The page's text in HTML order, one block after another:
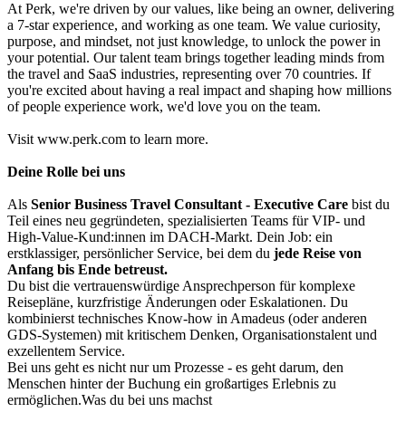
At Perk, we're driven by our values, like being an owner, delivering
a 7-star experience, and working as one team. We value curiosity,
purpose, and mindset, not just knowledge, to unlock the power in
your potential. Our talent team brings together leading minds from
the travel and SaaS industries, representing over 70 countries. If
you're excited about having a real impact and shaping how millions
of people experience work, we'd love you on the team.
Visit www.perk.com to learn more.
Deine Rolle bei uns
Als Senior Business Travel Consultant - Executive Care bist du
Teil eines neu gegründeten, spezialisierten Teams für VIP- und
High-Value-Kund:innen im DACH-Markt. Dein Job: ein
erstklassiger, persönlicher Service, bei dem du jede Reise von
Anfang bis Ende betreust.
Du bist die vertrauenswürdige Ansprechperson für komplexe
Reisepläne, kurzfristige Änderungen oder Eskalationen. Du
kombinierst technisches Know-how in Amadeus (oder anderen
GDS-Systemen) mit kritischem Denken, Organisationstalent und
exzellentem Service.
Bei uns geht es nicht nur um Prozesse - es geht darum, den
Menschen hinter der Buchung ein großartiges Erlebnis zu
ermöglichen.Was du bei uns machst